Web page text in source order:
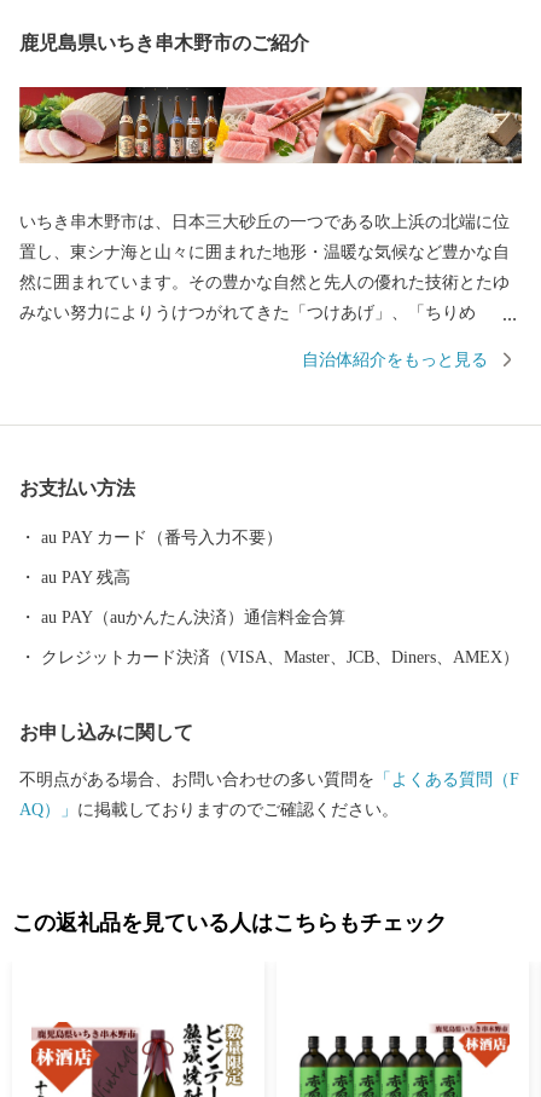
鹿児島県いちき串木野市のご紹介
いちき串木野市は、日本三大砂丘の一つである吹上浜の北端に位
置し、東シナ海と山々に囲まれた地形・温暖な気候など豊かな自
然に囲まれています。その豊かな自然と先人の優れた技術とたゆ
みない努力によりうけつがれてきた「つけあげ」、「ちりめ
などの特産品に恵まれ、「食」の豊かなまちとして発展してきて
自治体紹介をもっと見る
お支払い方法
au PAY カード（番号入力不要）
au PAY 残高
au PAY（auかんたん決済）通信料金合算
クレジットカード決済（VISA、Master、JCB、Diners、AMEX）
お申し込みに関して
不明点がある場合、お問い合わせの多い質問を 「よくある質問（F
AQ）」 に掲載しておりますのでご確認ください。
この返礼品を見ている人はこちらもチェック